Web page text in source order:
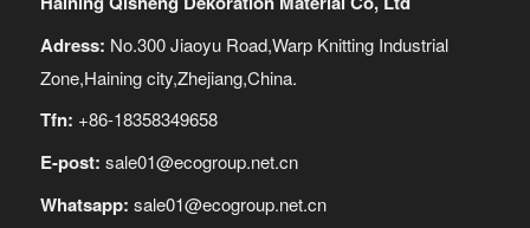
Adress: No.300 Jiaoyu Road,Warp Knitting Industrial
Zone,Haining city,Zhejiang,China.
Tfn: +86-18358349658
E-post: sale01@ecogroup.net.cn
Whatsapp: sale01@ecogroup.net.cn